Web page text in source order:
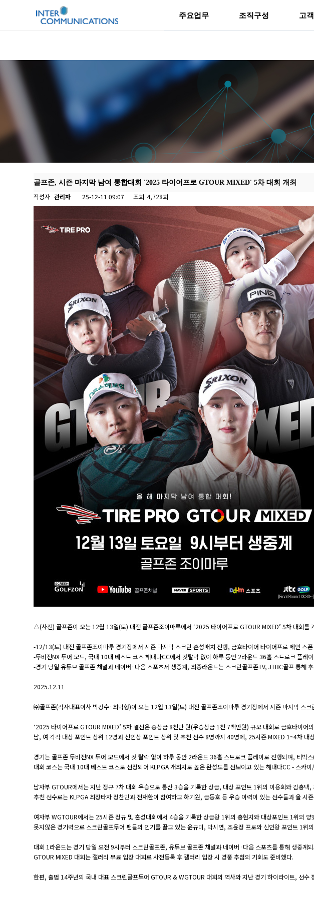
주요업무 조직구성 고
골프존, 시즌 마지막 남여 통합대회 '2025 타이어프로 GTOUR MIXED' 5차 대회 개최
작성자 관리자 25-12-11 09:07 조회 4,728회
△(사진) 골프존이 오는 12월 13일(토) 대전 골프존조이마루에서 ‘2025 타이어프로 GTOUR MIXED’ 5차 대회를
-12/13(토) 대전 골프존조이마루 경기장에서 시즌 마지막 스크린 혼성매치 진행, 금호타이어 타이어프로 메인 스폰
-투비전NX 투어 모드, 국내 10대 베스트 코스 해내다CC에서 컷탈락 없이 하루 동안 2라운드 36홀 스트로크 플레이
-경기 당일 유튜브 골프존 채널과 네이버·다음 스포츠서 생중계, 최종라운드는 스크린골프존TV, JTBC골프 통해
2025.12.11
㈜골프존(각자대표이사 박강수·최덕형)이 오는 12월 13일(토) 대전 골프존조이마루 경기장에서 시즌 마지막 스
‘2025 타이어프로 GTOUR MIXED’ 5차 결선은 총상금 8천만 원(우승상금 1천 7백만원) 규모 대회로 금호타이어
남, 여 각각 대상 포인트 상위 12명과 신인상 포인트 상위 및 추천 선수 8명까지 40명에, 25시즌 MIXED 1~4차
경기는 골프존 투비전NX 투어 모드에서 컷 탈락 없이 하루 동안 2라운드 36홀 스트로크 플레이로 진행되며, 티박
대회 코스는 국내 10대 베스트 코스로 선정되어 KLPGA 개최지로 높은 완성도를 선보이고 있는 해내다CC - 스카
남자부 GTOUR에서는 지난 정규 7차 대회 우승으로 통산 3승을 기록한 상금, 대상 포인트 1위의 이용희와 김홍
추천 선수로는 KLPGA 최장타자 정찬민과 전재한이 참여하고 하기원, 금동호 등 우승 이력이 있는 선수들과 올
여자부 WGTOUR에서는 25시즌 정규 및 혼성대회에서 4승을 기록한 상금왕 1위의 홍현지와 대상포인트 1위의
못지않은 경기력으로 스크린골프투어 팬들의 인기를 끌고 있는 윤규미, 박시연, 조윤정 프로와 신인왕 포인트 1위
대회 1라운드는 경기 당일 오전 9시부터 스크린골프존, 유튜브 골프존 채널과 네이버·다음 스포츠를 통해 생중
GTOUR MIXED 대회는 갤러리 무료 입장 대회로 사전등록 후 갤러리 입장 시 경품 추첨의 기회도 준비했다.
한편, 출범 14주년의 국내 대표 스크린골프투어 GTOUR & WGTOUR 대회의 역사와 지난 경기 하이라이트, 선